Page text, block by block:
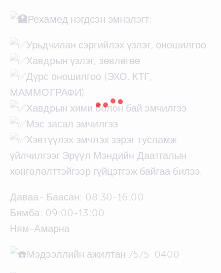
Рехамед нэгдсэн эмнэлэгт:
Урьдчилан сэргийлэх үзлэг, оношилгоо
Хавдрын үзлэг, зөвлөгөө
Дүрс оношилгоо (ЭХО, КТГ,
МАММОГРАФИ)
Хавдрын хими болон бай эмчилгээ
Мэс засал эмчилгээ
Хэвтүүлэх эмчлэх зэрэг тусламж
үйлчилгээг Эрүүл Мэндийн Даатгалын
хөнгөлөлттэйгээр гүйцэтгэж байгаа билээ.
Даваа- Баасан: 08:30-16:00
Бямба: 09:00-13:00
Ням-Амарна
Мэдээллийн ажилтан 7575-0400